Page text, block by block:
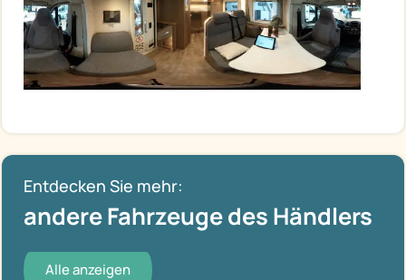
Entdecken Sie mehr:
andere Fahrzeuge des Händlers
Alle anzeigen